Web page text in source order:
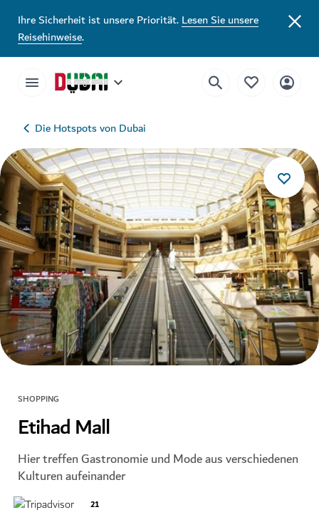
Ihre Sicherheit ist unsere Priorität.Lesen Sie unsere
Reisehinweise.
Die Hotspots von Dubai
SHOPPING
Etihad Mall
Hier treffen Gastronomie und Mode aus verschiedenen
Kulturen aufeinander
21